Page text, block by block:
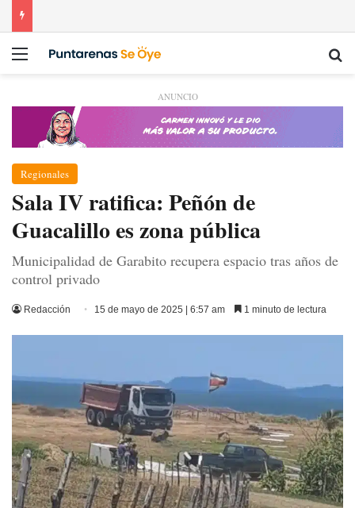
Menú
ANUNCIO
Regionales
Sala IV ratifica: Peñón de
Guacalillo es zona pública
Municipalidad de Garabito recupera espacio tras años de
control privado
Redacción 15 de mayo de 2025 | 6:57 am 1 minuto de lectura